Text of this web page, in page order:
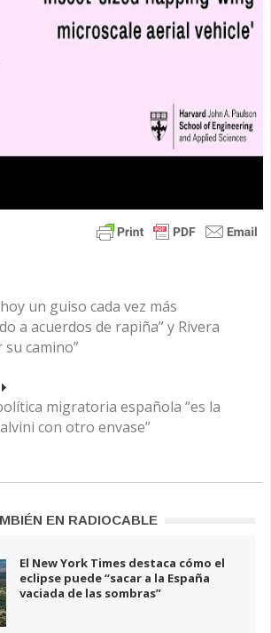
hoy un guiso cada vez más
a acuerdos de rapiña” y Rivera
camino”
migratoria española “es la
con otro envase”
EN RADIOCABLE
El New York Times destaca cómo el
eclipse puede “sacar a la España
vaciada de las sombras”